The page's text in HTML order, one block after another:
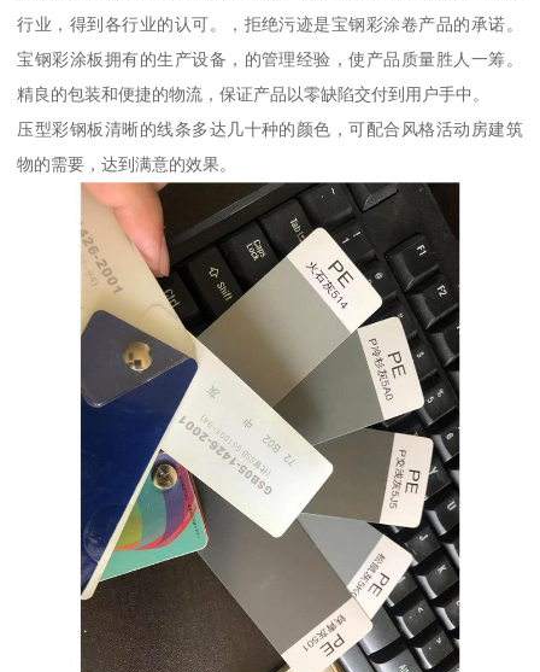
行业，得到各行业的认可。，拒绝污迹是宝钢彩涂卷产品的承诺。
宝钢彩涂板拥有的生产设备，的管理经验，使产品质量胜人一筹。
精良的包装和便捷的物流，保证产品以零缺陷交付到用户手中。
压型彩钢板清晰的线条多达几十种的颜色，可配合风格活动房建筑
物的需要，达到满意的效果。